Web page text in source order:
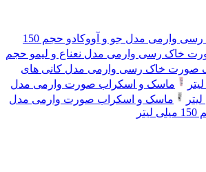
ماسک صورت خاک رسی وارمی مدل جو و آووکادو حجم 150
خاک رسی وارمی مدل نعناع و لیمو حجم
صورت خاک رسی وارمی مدل کانی های
ماسک و اسکراب صورت وارمی مدل
ماسک و اسکراب صورت وارمی مدل